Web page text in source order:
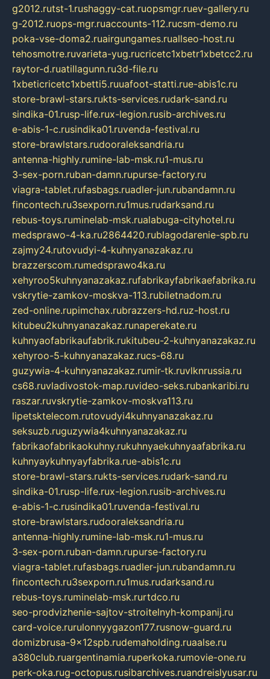
g2012.rutst-1.rushaggy-cat.ruopsmgr.ruev-gallery.ru
g-2012.ruops-mgr.ruaccounts-112.rucsm-demo.ru
poka-vse-doma2.ruairgungames.ruallseo-host.ru
tehosmotre.ruvarieta-yug.rucricetc1xbetr1xbetcc2.ru
raytor-d.ruatillagunn.ru3d-file.ru
1xbeticricetc1xbetti5.ruuafoot-statti.rue-abis1c.ru
store-brawl-stars.rukts-services.rudark-sand.ru
sindika-01.rusp-life.rux-legion.rusib-archives.ru
e-abis-1-c.rusindika01.ruvenda-festival.ru
store-brawlstars.rudooraleksandria.ru
antenna-highly.rumine-lab-msk.ru1-mus.ru
3-sex-porn.ruban-damn.rupurse-factory.ru
viagra-tablet.rufasbags.ruadler-jun.rubandamn.ru
fincontech.ru3sexporn.ru1mus.rudarksand.ru
rebus-toys.ruminelab-msk.rualabuga-cityhotel.ru
medsprawo-4-ka.ru2864420.rublagodarenie-spb.ru
zajmy24.rutovudyi-4-kuhnyanazakaz.ru
brazzerscom.rumedsprawo4ka.ru
xehyroo5kuhnyanazakaz.rufabrikayfabrikaefabrika.ru
vskrytie-zamkov-moskva-113.rubiletnadom.ru
zed-online.rupimchax.rubrazzers-hd.ruz-host.ru
kitubeu2kuhnyanazakaz.runaperekate.ru
kuhnyaofabrikaufabrik.rukitubeu-2-kuhnyanazakaz.ru
xehyroo-5-kuhnyanazakaz.rucs-68.ru
guzywia-4-kuhnyanazakaz.rumir-tk.ruvlknrussia.ru
cs68.ruvladivostok-map.ruvideo-seks.rubankaribi.ru
raszar.ruvskrytie-zamkov-moskva113.ru
lipetsktelecom.rutovudyi4kuhnyanazakaz.ru
seksuzb.ruguzywia4kuhnyanazakaz.ru
fabrikaofabrikaokuhny.rukuhnyaekuhnyaafabrika.ru
kuhnyaykuhnyayfabrika.rue-abis1c.ru
store-brawl-stars.rukts-services.rudark-sand.ru
sindika-01.rusp-life.rux-legion.rusib-archives.ru
e-abis-1-c.rusindika01.ruvenda-festival.ru
store-brawlstars.rudooraleksandria.ru
antenna-highly.rumine-lab-msk.ru1-mus.ru
3-sex-porn.ruban-damn.rupurse-factory.ru
viagra-tablet.rufasbags.ruadler-jun.rubandamn.ru
fincontech.ru3sexporn.ru1mus.rudarksand.ru
rebus-toys.ruminelab-msk.rurtdco.ru
seo-prodvizhenie-sajtov-stroitelnyh-kompanij.ru
card-voice.rurulonnyygazon177.rusnow-guard.ru
domizbrusa-9x12spb.rudemaholding.ruaalse.ru
a380club.ruargentinamia.ruperkoka.rumovie-one.ru
perk-oka.rug-octopus.rusibarchives.ruandreislyusar.ru